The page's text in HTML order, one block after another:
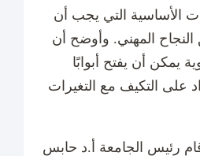
الأساسية التي يجب أن
النجاح المهني. وأوضح أن
يمكن أن يفتح أبوابًا
على التكيف مع التغيرات
رئيس الجامعة أ.د حابس